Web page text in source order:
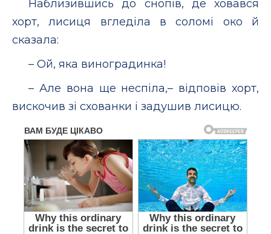
Наблизившись до снопів, де ховався
хорт, лисиця вгледіла в соломі око й
сказала:
– Ой, яка виноградинка!
– Але вона ще неспіла,– відповів хорт,
вискочив зі схованки і задушив лисицю.